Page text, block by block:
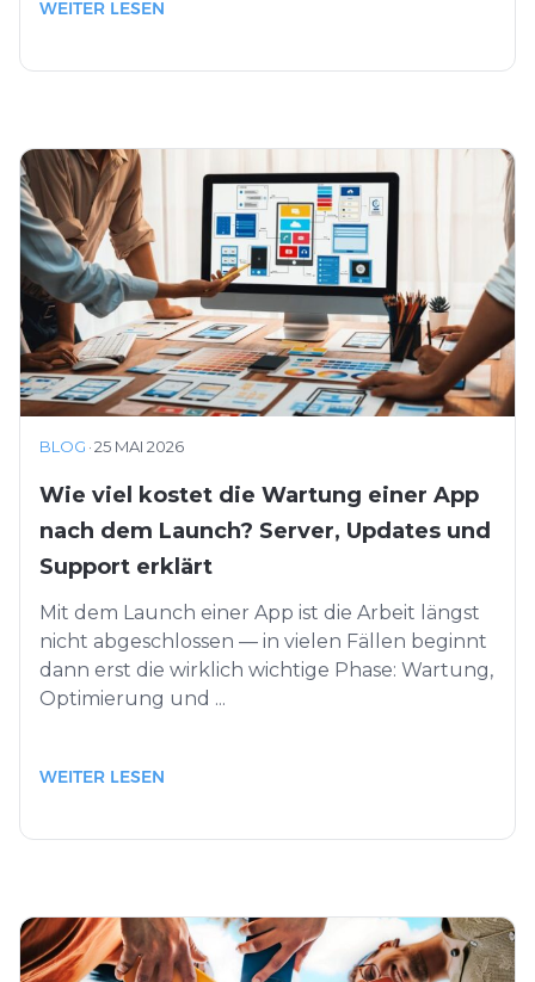
WEITER LESEN
BLOG ·25 MAI 2026
Wie viel kostet die Wartung einer App
nach dem Launch? Server, Updates und
Support erklärt
Mit dem Launch einer App ist die Arbeit längst
nicht abgeschlossen — in vielen Fällen beginnt
dann erst die wirklich wichtige Phase: Wartung,
Optimierung und ...
WEITER LESEN